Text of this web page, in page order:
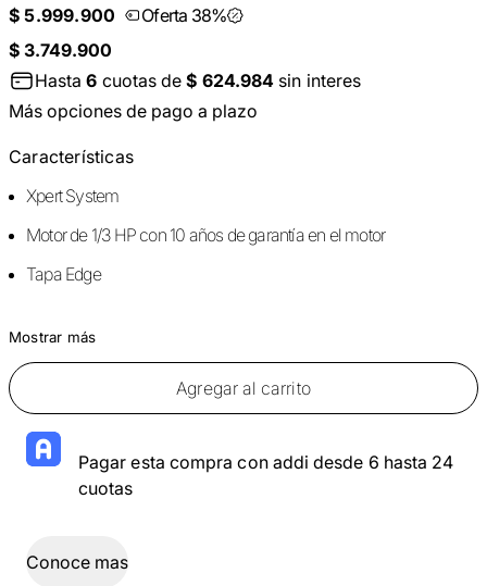
$ 5.999.900
Oferta 38%
$ 3.749.900
Hasta6 cuotas de$ 624.984 sin interes
Más opciones de pago a plazo
Características
Xpert System
Motor de 1/3 HP con 10 años de garantía en el motor
Tapa Edge
Mostrar más
Agregar al carrito
Pagar esta compra con addi desde 6 hasta 24
cuotas
Conoce mas